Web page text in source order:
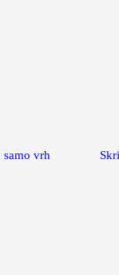
samo vrh